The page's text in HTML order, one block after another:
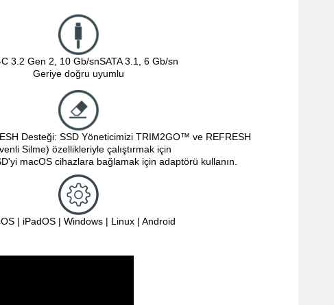
C 3.2 Gen 2, 10 Gb/snSATA 3.1, 6 Gb/sn
Geriye doğru uyumlu
Desteği: SSD Yöneticimizi TRIM2GO™ ve REFRESH
Silme) özellikleriyle çalıştırmak için
macOS cihazlara bağlamak için adaptörü kullanın.
| iPadOS | Windows | Linux | Android